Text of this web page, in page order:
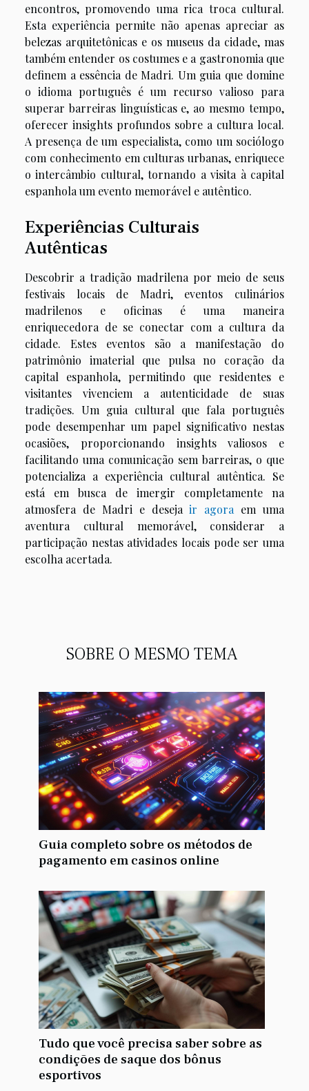
encontros, promovendo uma rica troca cultural.
Esta experiência permite não apenas apreciar as
belezas arquitetônicas e os museus da cidade, mas
também entender os costumes e a gastronomia que
definem a essência de Madri. Um guia que domine
o idioma português é um recurso valioso para
superar barreiras linguísticas e, ao mesmo tempo,
oferecer insights profundos sobre a cultura local.
A presença de um especialista, como um sociólogo
com conhecimento em culturas urbanas, enriquece
o intercâmbio cultural, tornando a visita à capital
espanhola um evento memorável e autêntico.
Experiências Culturais
Autênticas
Descobrir a tradição madrilena por meio de seus
festivais locais de Madri, eventos culinários
madrilenos e oficinas é uma maneira
enriquecedora de se conectar com a cultura da
cidade. Estes eventos são a manifestação do
patrimônio imaterial que pulsa no coração da
capital espanhola, permitindo que residentes e
visitantes vivenciem a autenticidade de suas
tradições. Um guia cultural que fala português
pode desempenhar um papel significativo nestas
ocasiões, proporcionando insights valiosos e
facilitando uma comunicação sem barreiras, o que
potencializa a experiência cultural autêntica. Se
está em busca de imergir completamente na
atmosfera de Madri e desejair agora em uma
aventura cultural memorável, considerar a
participação nestas atividades locais pode ser uma
escolha acertada.
SOBRE O MESMO TEMA
Guia completo sobre os métodos de
pagamento em casinos online
Tudo que você precisa saber sobre as
condições de saque dos bônus
esportivos